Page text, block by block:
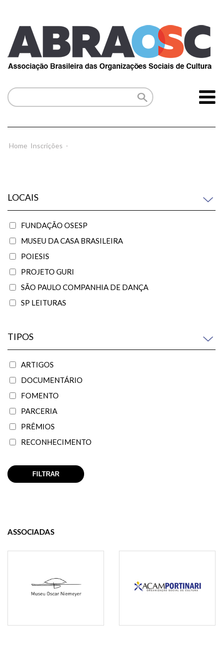
Home Inscrições -
LOCAIS
FUNDAÇÃO OSESP
MUSEU DA CASA BRASILEIRA
POIESIS
PROJETO GURI
SÃO PAULO COMPANHIA DE DANÇA
SP LEITURAS
TIPOS
ARTIGOS
DOCUMENTÁRIO
FOMENTO
PARCERIA
PRÊMIOS
RECONHECIMENTO
ASSOCIADAS